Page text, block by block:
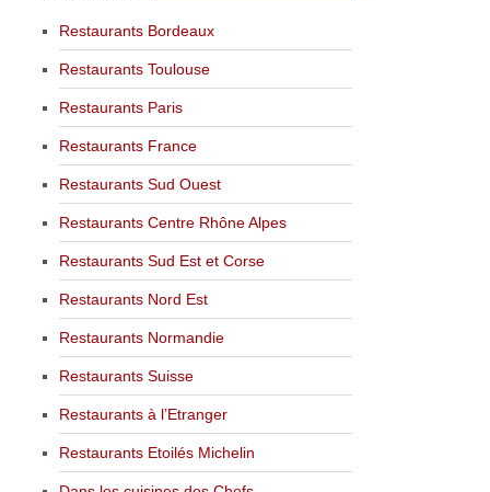
Restaurants Bordeaux
Restaurants Toulouse
Restaurants Paris
Restaurants France
Restaurants Sud Ouest
Restaurants Centre Rhône Alpes
Restaurants Sud Est et Corse
Restaurants Nord Est
Restaurants Normandie
Restaurants Suisse
Restaurants à l’Etranger
Restaurants Etoilés Michelin